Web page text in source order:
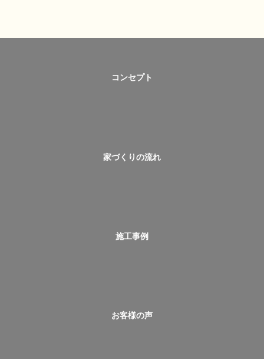
コンセプト
家づくりの流れ
施工事例
お客様の声